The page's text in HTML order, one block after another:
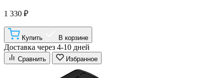
1 330 ₽
Купить В корзине
Доставка через 4-10 дней
Сравнить Избранное